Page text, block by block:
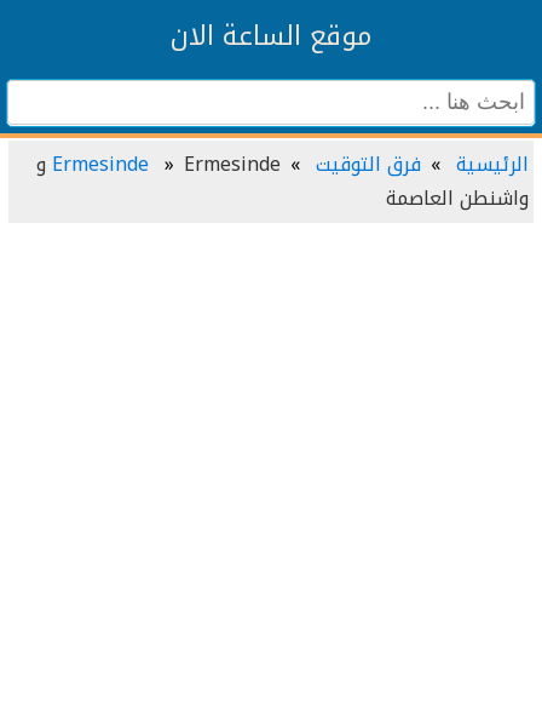
موقع الساعة الان
الرئيسية فرق التوقيت Ermesinde Ermesinde و
واشنطن العاصمة